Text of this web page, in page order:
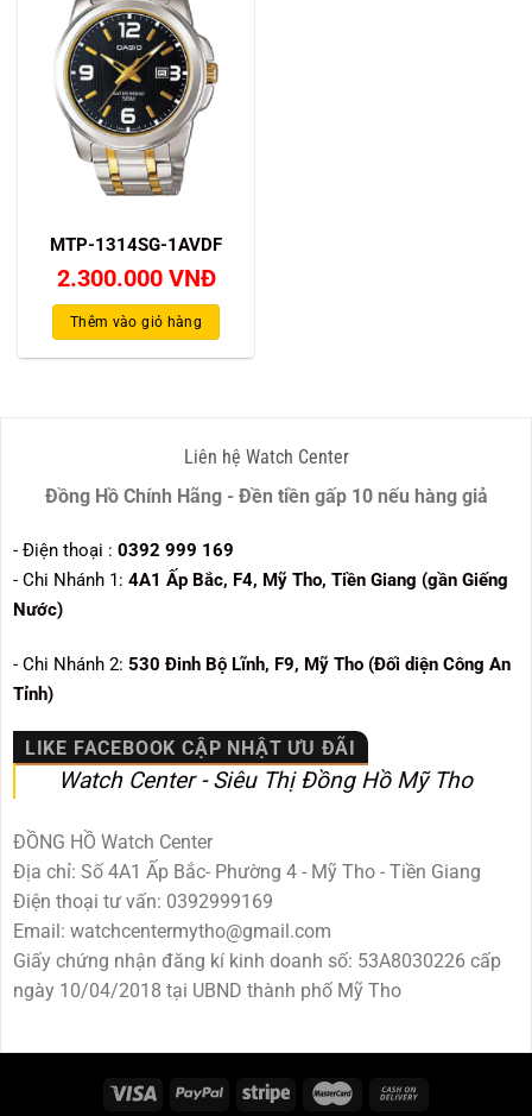
MTP-1314SG-1AVDF
2.300.000 VNĐ
Thêm vào giỏ hàng
Liên hệ Watch Center
Đồng Hồ Chính Hãng - Đền tiền gấp 10 nếu hàng giả
- Điện thoại : 0392 999 169
- Chi Nhánh 1: 4A1 Ấp Bắc, F4, Mỹ Tho, Tiền Giang (gần Giếng
Nước)
- Chi Nhánh 2: 530 Đinh Bộ Lĩnh, F9, Mỹ Tho (Đối diện Công An
Tỉnh)
LIKE FACEBOOK CẬP NHẬT ƯU ĐÃI
Watch Center - Siêu Thị Đồng Hồ Mỹ Tho
ĐỒNG HỒ Watch Center
Địa chỉ: Số 4A1 Ấp Bắc- Phường 4 - Mỹ Tho - Tiền Giang
Điện thoại tư vấn: 0392999169
Email: watchcentermytho@gmail.com
Giấy chứng nhận đăng kí kinh doanh số: 53A8030226 cấp
ngày 10/04/2018 tại UBND thành phố Mỹ Tho